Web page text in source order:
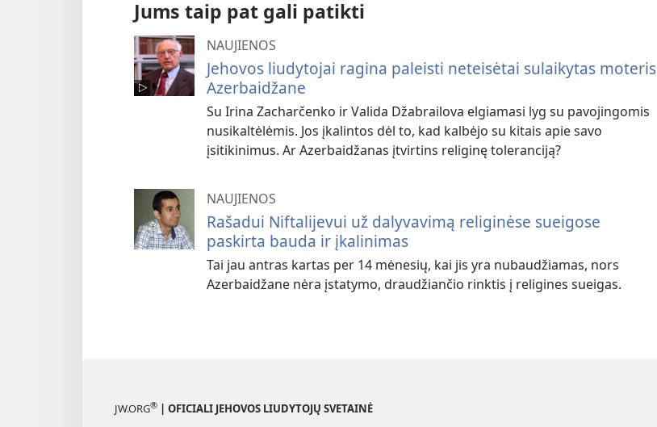
Jums taip pat gali patikti
NAUJIENOS
Jehovos liudytojai ragina paleisti neteisėtai sulaikytas moteris
Azerbaidžane
Su Irina Zacharčenko ir Valida Džabrailova elgiamasi lyg su pavojingomis
nusikaltėlėmis. Jos įkalintos dėl to, kad kalbėjo su kitais apie savo
įsitikinimus. Ar Azerbaidžanas įtvirtins religinę toleranciją?
NAUJIENOS
Rašadui Niftalijevui už dalyvavimą religinėse sueigose
paskirta bauda ir įkalinimas
Tai jau antras kartas per 14 mėnesių, kai jis yra nubaudžiamas, nors
Azerbaidžane nėra įstatymo, draudžiančio rinktis į religines sueigas.
JW.ORG® | OFICIALI JEHOVOS LIUDYTOJŲ SVETAINĖ